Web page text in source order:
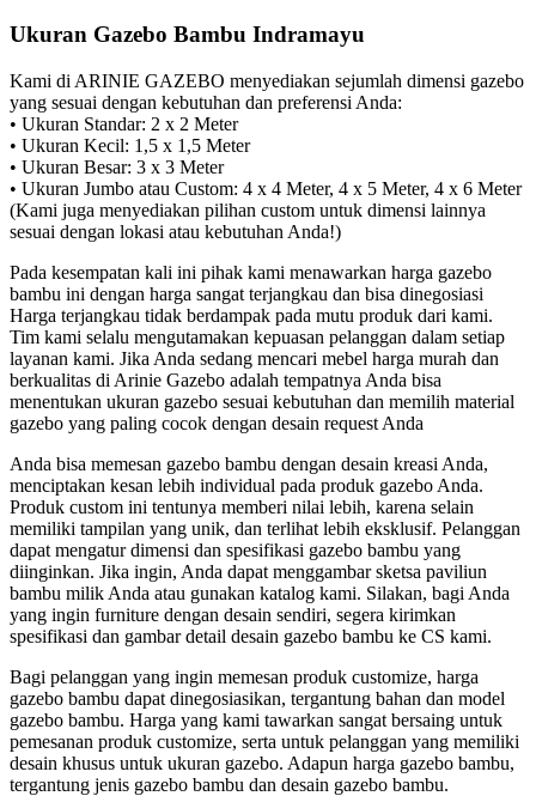
Ukuran Gazebo Bambu Indramayu
Kami di ARINIE GAZEBO menyediakan sejumlah dimensi gazebo
yang sesuai dengan kebutuhan dan preferensi Anda:
• Ukuran Standar: 2 x 2 Meter
• Ukuran Kecil: 1,5 x 1,5 Meter
• Ukuran Besar: 3 x 3 Meter
• Ukuran Jumbo atau Custom: 4 x 4 Meter, 4 x 5 Meter, 4 x 6 Meter
(Kami juga menyediakan pilihan custom untuk dimensi lainnya
sesuai dengan lokasi atau kebutuhan Anda!)
Pada kesempatan kali ini pihak kami menawarkan harga gazebo
bambu ini dengan harga sangat terjangkau dan bisa dinegosiasi
Harga terjangkau tidak berdampak pada mutu produk dari kami.
Tim kami selalu mengutamakan kepuasan pelanggan dalam setiap
layanan kami. Jika Anda sedang mencari mebel harga murah dan
berkualitas di Arinie Gazebo adalah tempatnya Anda bisa
menentukan ukuran gazebo sesuai kebutuhan dan memilih material
gazebo yang paling cocok dengan desain request Anda
Anda bisa memesan gazebo bambu dengan desain kreasi Anda,
menciptakan kesan lebih individual pada produk gazebo Anda.
Produk custom ini tentunya memberi nilai lebih, karena selain
memiliki tampilan yang unik, dan terlihat lebih eksklusif. Pelanggan
dapat mengatur dimensi dan spesifikasi gazebo bambu yang
diinginkan. Jika ingin, Anda dapat menggambar sketsa paviliun
bambu milik Anda atau gunakan katalog kami. Silakan, bagi Anda
yang ingin furniture dengan desain sendiri, segera kirimkan
spesifikasi dan gambar detail desain gazebo bambu ke CS kami.
Bagi pelanggan yang ingin memesan produk customize, harga
gazebo bambu dapat dinegosiasikan, tergantung bahan dan model
gazebo bambu. Harga yang kami tawarkan sangat bersaing untuk
pemesanan produk customize, serta untuk pelanggan yang memiliki
desain khusus untuk ukuran gazebo. Adapun harga gazebo bambu,
tergantung jenis gazebo bambu dan desain gazebo bambu.